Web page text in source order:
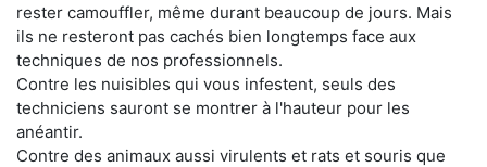
rester camouffler, même durant beaucoup de jours. Mais
ils ne resteront pas cachés bien longtemps face aux
techniques de nos professionnels.
Contre les nuisibles qui vous infestent, seuls des
techniciens sauront se montrer à l'hauteur pour les
anéantir.
Contre des animaux aussi virulents et rats et souris que